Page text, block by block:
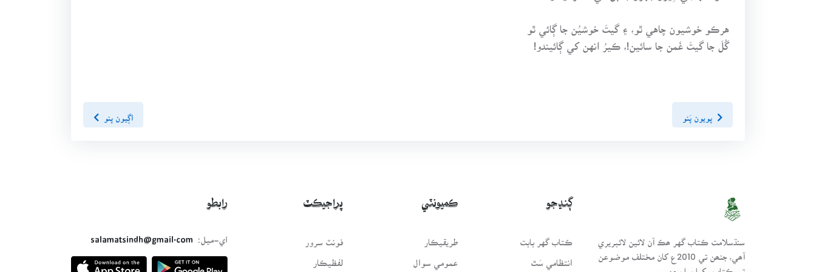
هرڪو خوشيون چاهي ٿو، ۽ گيتَ خوشيُن جا ڳائي ٿو
گُلَ جا گيتَ غَمن جا سائين!، ڪيرُ انهن کي ڳائيندو!
پويون پَنو اڳيون پنو
سنڌسلامت ڪتاب گهر ھڪ آن لائين لائبريري
آھي، جنھن تي 2010ع کان مختلف موضوعن
تي ڪتاب رکيا پيا وڃن.
ڳنڍجو
ڪتاب گهر بابت
انتظامي سَٿ
ڪميونٽي
طريقيڪار
عمومي سوال
پراجيڪٽ
فونٽ سرور
لفظيڪار
رابطو
اي-ميل:
salamatsindh@gmail.com